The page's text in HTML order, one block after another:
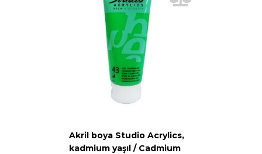
Akril boya Studio Acrylics,
kadmium yaşıl / Cadmium